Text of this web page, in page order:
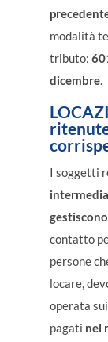
modalità
tributo:
dicembre.
I soggetti
contatto
persone
locare,
operata
pagati nel